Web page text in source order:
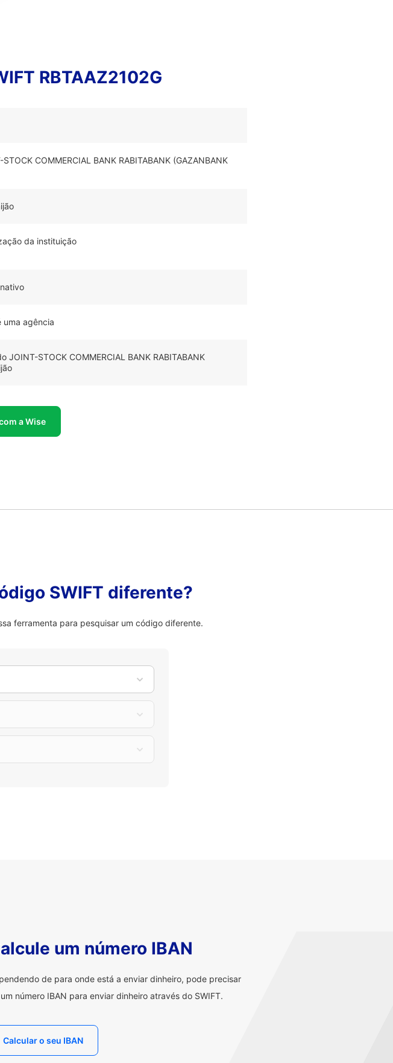
RBTAAZ2102G
COMMERCIAL BANK RABITABANK (GAZANBANK
da instituição
uma agência
JOINT-STOCK COMMERCIAL BANK RABITABANK
a Wise
SWIFT diferente?
ferramenta para pesquisar um código diferente.
um número IBAN
de para onde está a enviar dinheiro, pode precisar
número IBAN para enviar dinheiro através do SWIFT.
Calcular o seu IBAN